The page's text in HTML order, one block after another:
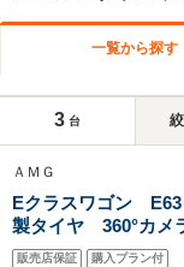
一覧から探す
3 台
ＡＭＧ
Eクラスワゴン
製タイヤ 360°カ
枚 ダイヤモンドホ
販売店保証 購入プラン付